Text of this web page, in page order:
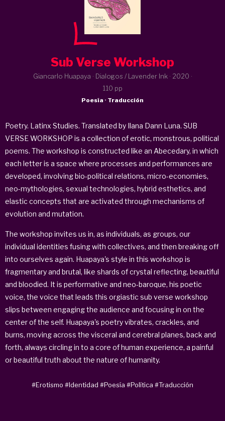
Sub Verse Workshop
Giancarlo Huapaya · Dialogos / Lavender Ink · 2020 ·
110 pp
Poesía · Traducción
Poetry. Latinx Studies. Translated by Ilana Dann Luna. SUB
VERSE WORKSHOP is a collection of erotic, monstrous, political
poems. The workshop is constructed like an Abecedary, in which
each letter is a space where processes and performances are
developed, involving bio-political relations, micro-economies,
neo-mythologies, sexual technologies, hybrid esthetics, and
elastic concepts that are activated through mechanisms of
evolution and mutation.
The workshop invites us in, as individuals, as groups, our
individual identities fusing with collectives, and then breaking off
into ourselves again. Huapaya's style in this workshop is
fragmentary and brutal, like shards of crystal reflecting, beautiful
and bloodied. It is performative and neo-baroque, his poetic
voice, the voice that leads this orgiastic sub verse workshop
slips between engaging the audience and focusing in on the
center of the self. Huapaya's poetry vibrates, crackles, and
burns, moving across the visceral and cerebral planes, back and
forth, always circling in to a core of human experience, a painful
or beautiful truth about the nature of humanity.
#Erotismo #Identidad #Poesía #Política #Traducción